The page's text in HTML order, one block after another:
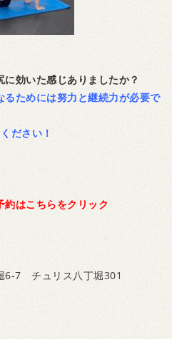
効いた感じありましたか？
るためには努力と継続力が必要で
ださい！
はこちらをクリック
6-7 チュリス八丁堀301